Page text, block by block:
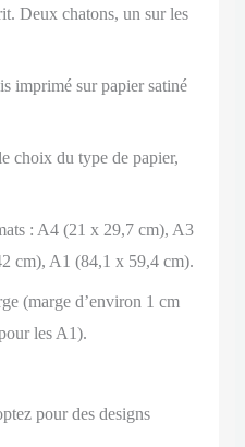
Deux chatons, un sur les
imprimé sur papier satiné
choix du type de papier,
: A4 (21 x 29,7 cm), A3
cm), A1 (84,1 x 59,4 cm).
(marge d’environ 1 cm
les A1).
pour des designs